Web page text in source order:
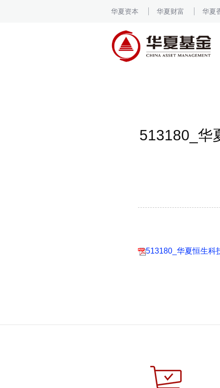
华夏资本 华夏财富 华夏
513180_华
513180_华夏恒生科